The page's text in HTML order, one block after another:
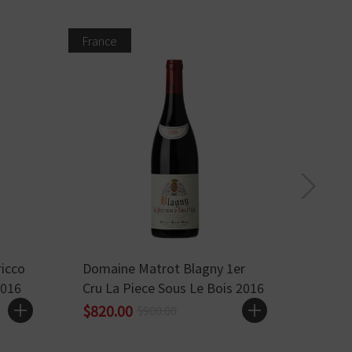
France
Domaine Matrot Blagny 1er
Cru La Piece Sous Le Bois 2016
$820.00